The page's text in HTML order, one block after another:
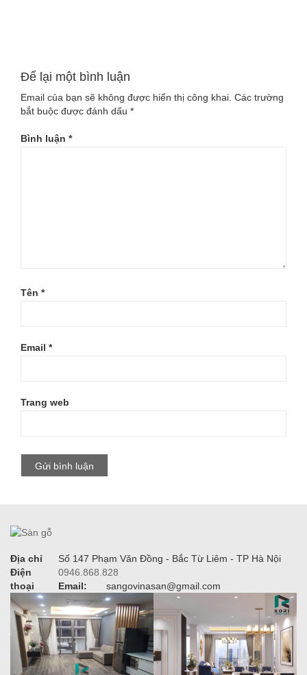
Để lại một bình luận
Email của bạn sẽ không được hiển thị công khai. Các trường
bắt buộc được đánh dấu *
Bình luận *
Tên *
Email *
Trang web
Địa chỉ
Số 147 Phạm Văn Đồng - Bắc Từ Liêm - TP Hà Nội
Điện
thoại
0946.868.828
Email:
sangovinasan@gmail.com